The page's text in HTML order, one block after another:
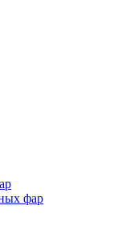
фар